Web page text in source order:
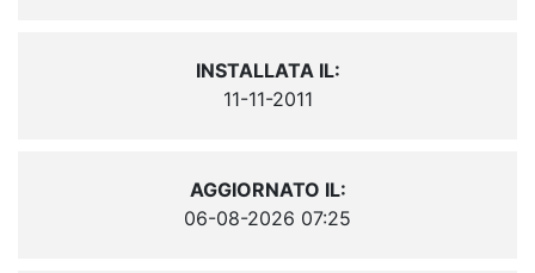
INSTALLATA IL:
11-11-2011
AGGIORNATO IL:
06-08-2026 07:25